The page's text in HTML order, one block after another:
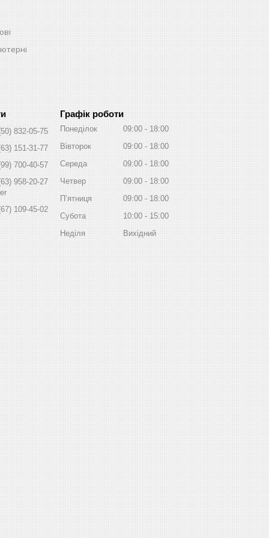
832-05-75
151-31-77
700-40-57
958-20-27
109-45-02
Графік роботи
Понеділок 09:00
18:00
Вівторок
09:00
18:00
Середа
09:00
18:00
Четвер
09:00
18:00
Пʼятниця
09:00
18:00
Субота
10:00
15:00
Неділя
Вихідний